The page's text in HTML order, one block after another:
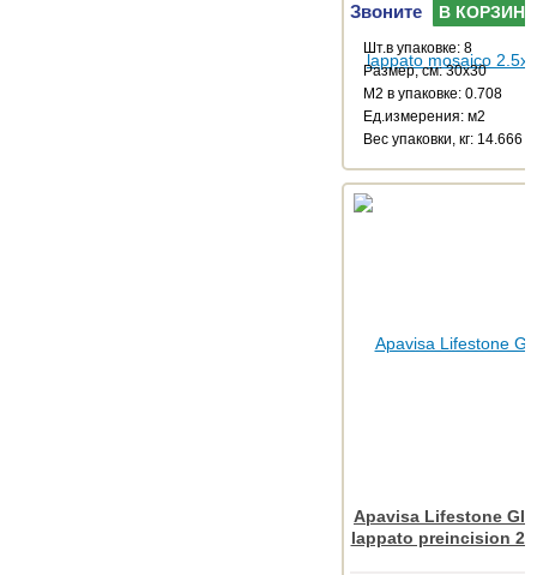
Звоните В КОРЗИНУ
Шт.в упаковке: 8
Размер, см: 30x30
М2 в упаковке: 0.708
Ед.измерения: м2
Веc упаковки, кг: 14.666
Apavisa Lifestone
lappato preincision